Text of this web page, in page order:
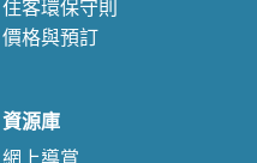
住客環保守則
價格與預訂
資源庫